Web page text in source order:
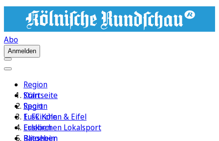
Abo
Anmelden
Region
Köln
Sport
1. FC Köln
Erleben
Ratgeber
Startseite
Region
Euskirchen & Eifel
Euskirchen Lokalsport
Bliesheim